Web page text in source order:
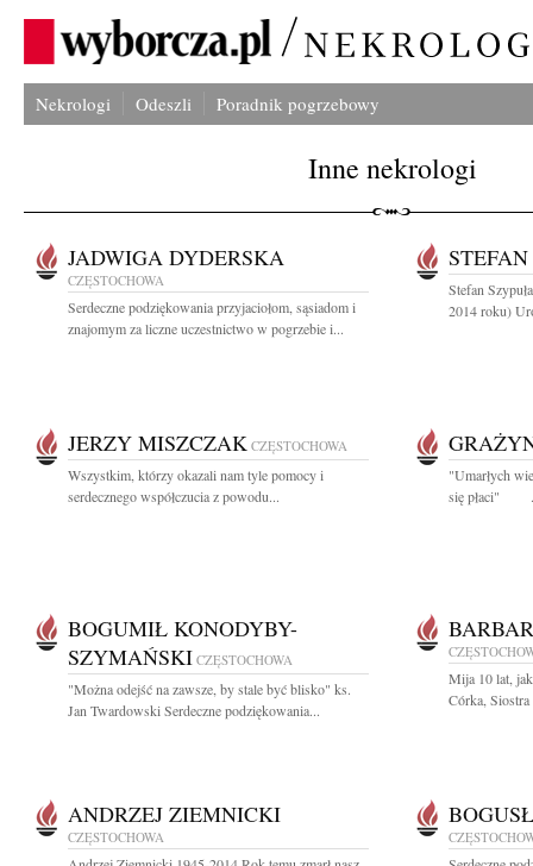
Nekrologi Odeszli Poradnik pogrzebowy
Inne nekrologi
JADWIGA DYDERSKA
CZĘSTOCHOWA
Serdeczne podziękowania przyjaciołom, sąsiadom i
znajomym za liczne uczestnictwo w pogrzebie i...
Stefan
2014 roku)
JERZY MISZCZAK CZĘSTOCHOWA
Wszystkim, którzy okazali nam tyle pomocy i
serdecznego współczucia z powodu...
"Umarłych
się płaci"
BOGUMIŁ KONODYBY-
SZYMAŃSKI CZĘSTOCHOWA
"Można odejść na zawsze, by stale być blisko" ks.
Jan Twardowski Serdeczne podziękowania...
Mija 10 lat, jak
Córka, Siostra
ANDRZEJ ZIEMNICKI
CZĘSTOCHOWA